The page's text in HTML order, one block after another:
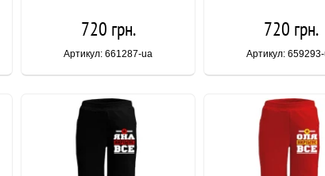
720 грн.
Артикул: 661287-ua
720 грн.
Артикул: